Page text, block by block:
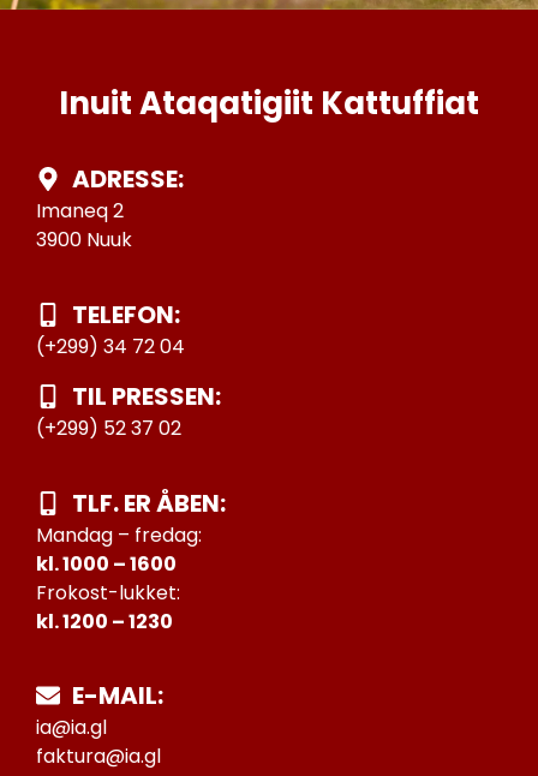
Inuit Ataqatigiit Kattuffiat
ADRESSE:
Imaneq 2
3900 Nuuk
TELEFON:
(+299) 34 72 04
TIL PRESSEN:
(+299) 52 37 02
TLF. ER ÅBEN:
Mandag – fredag:
kl. 1000 – 1600
Frokost-lukket:
kl. 1200 – 1230
E-MAIL:
ia@ia.gl
faktura@ia.gl